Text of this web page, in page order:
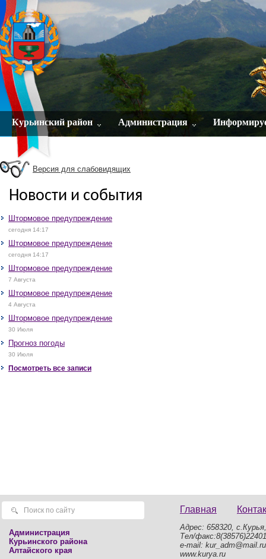
Курьинский район Администрация
Версия для слабовидящих
Новости и события
Штормовое предупреждение
сегодня 14:17
Штормовое предупреждение
сегодня 14:17
Штормовое предупреждение
7 Августа
Штормовое предупреждение
4 Августа
Штормовое предупреждение
30 Июля
Прогноз погоды
30 Июля
Посмотреть все записи
Администрация
Курьинского района
Алтайского края
Главная
Адрес: 658320,
Тел/факс:8(38576)22401
e-mail: kur_adm@mail.ru
www.kurya.ru